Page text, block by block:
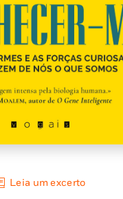
Leia um excerto